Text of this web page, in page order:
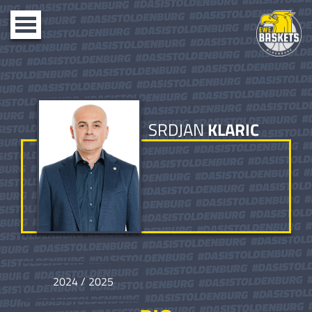
Toggle
navigation
SRDJANKLARIC
2024 / 2025